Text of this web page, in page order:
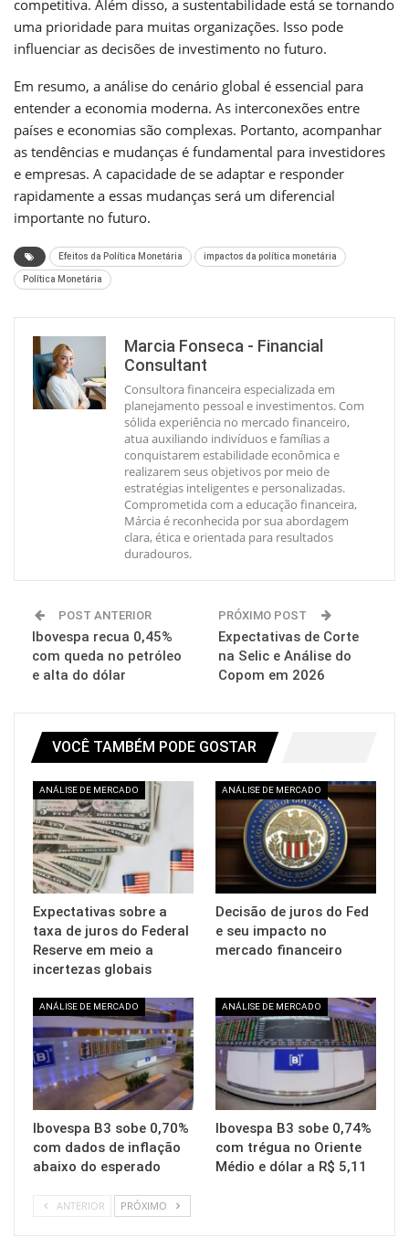
competitiva. Além disso, a sustentabilidade está se tornando
uma prioridade para muitas organizações. Isso pode
influenciar as decisões de investimento no futuro.
Em resumo, a análise do cenário global é essencial para
entender a economia moderna. As interconexões entre
países e economias são complexas. Portanto, acompanhar
as tendências e mudanças é fundamental para investidores
e empresas. A capacidade de se adaptar e responder
rapidamente a essas mudanças será um diferencial
importante no futuro.
Efeitos da Política Monetária impactos da política monetária
Política Monetária
Marcia Fonseca - Financial
Consultant
Consultora financeira especializada em
planejamento pessoal e investimentos. Com
sólida experiência no mercado financeiro,
atua auxiliando indivíduos e famílias a
conquistarem estabilidade econômica e
realizarem seus objetivos por meio de
estratégias inteligentes e personalizadas.
Comprometida com a educação financeira,
Márcia é reconhecida por sua abordagem
clara, ética e orientada para resultados
duradouros.
POST ANTERIOR
Ibovespa recua 0,45%
com queda no petróleo
e alta do dólar
PRÓXIMO POST
Expectativas de Corte
na Selic e Análise do
Copom em 2026
VOCÊ TAMBÉM PODE GOSTAR
ANÁLISE DE MERCADO
Expectativas sobre a
taxa de juros do Federal
Reserve em meio a
incertezas globais
ANÁLISE DE MERCADO
Decisão de juros do Fed
e seu impacto no
mercado financeiro
ANÁLISE DE MERCADO
Ibovespa B3 sobe 0,70%
com dados de inflação
abaixo do esperado
ANÁLISE DE MERCADO
Ibovespa B3 sobe 0,74%
com trégua no Oriente
Médio e dólar a R$ 5,11
ANTERIOR PRÓXIMO